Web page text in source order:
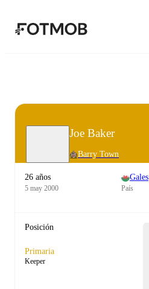
Joe Baker
Barry Town
26 años
5 may 2000
Gales
País
Posición
Primaria
Keeper